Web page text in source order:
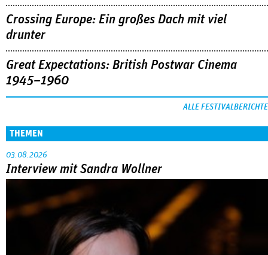
Crossing Europe: Ein großes Dach mit viel
drunter
Great Expectations: British Postwar Cinema
1945–1960
ALLE FESTIVALBERICHTE
THEMEN
03.08.2026
Interview mit Sandra Wollner